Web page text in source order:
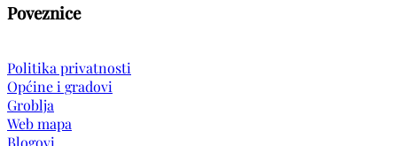
Poveznice
Politika privatnosti
Općine i gradovi
Groblja
Web mapa